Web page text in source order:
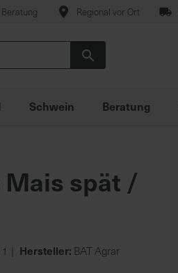
Regional vor Ort
Schwein Beratung
Mais spät /
Hersteller: BAT Agrar